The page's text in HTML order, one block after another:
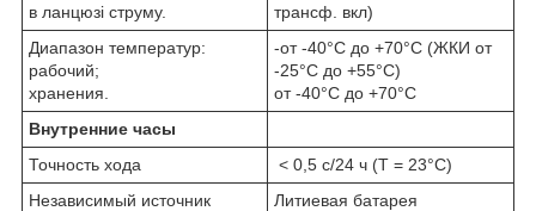
в ланцюзі струму.
трансф. вкл)
Диапазон температур:
рабочий;
хранения.
-от -40°C до +70°C (ЖКИ от
-25°C до +55°C)
от -40°C до +70°C
Внутренние часы
Точность хода
< 0,5 с/24 ч (T = 23°C)
Независимый источник
Литиевая батарея